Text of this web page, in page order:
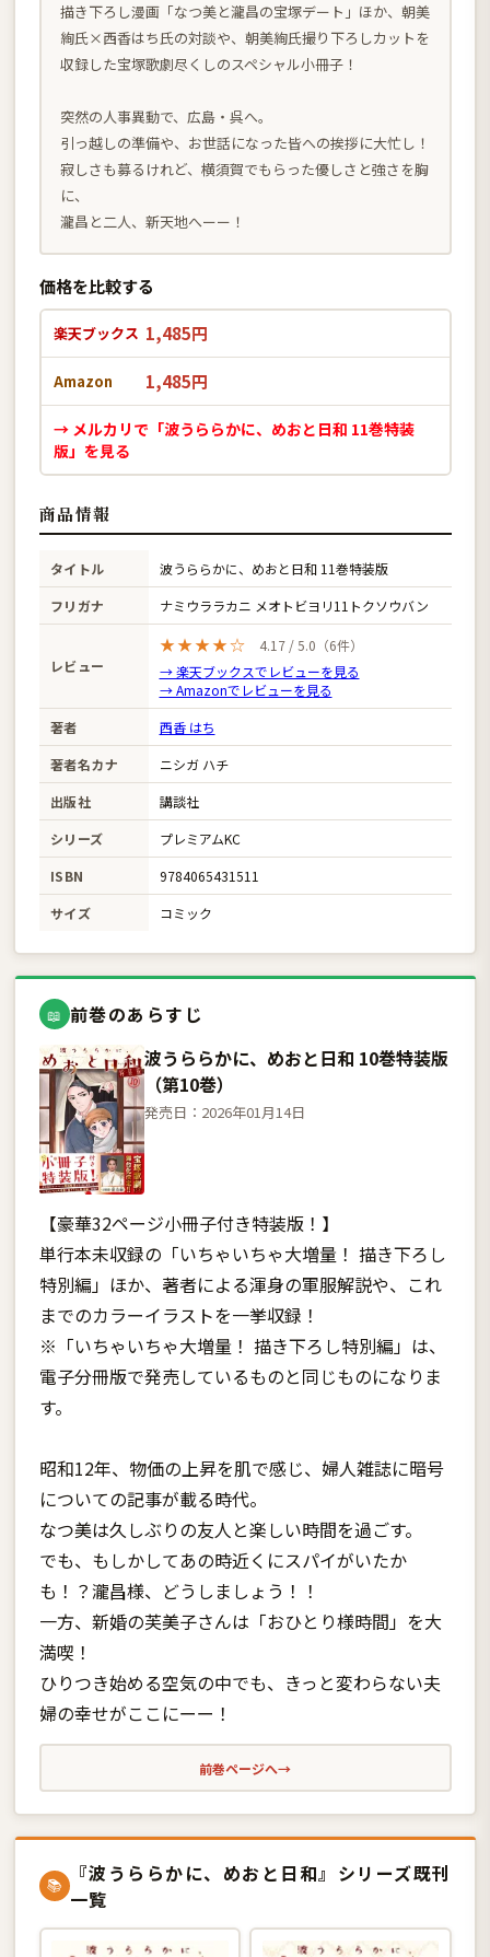
描き下ろし漫画「なつ美と瀧昌の宝塚デート」ほか、朝美
絢氏×西香はち氏の対談や、朝美絢氏撮り下ろしカットを
収録した宝塚歌劇尽くしのスペシャル小冊子！
突然の人事異動で、広島・呉へ。
引っ越しの準備や、お世話になった皆への挨拶に大忙し！
寂しさも募るけれど、横須賀でもらった優しさと強さを胸
に、
瀧昌と二人、新天地へーー！
価格を比較する
楽天ブックス 1,485円
Amazon 1,485円
→ メルカリで「波うららかに、めおと日和 11巻特装
版」を見る
商品情報
タイトル
波うららかに、めおと日和 11巻特装版
フリガナ
ナミウララカニ メオトビヨリ11トクソウバン
レビュー
★★★★☆
4.17 / 5.0（6件）
→ 楽天ブックスでレビューを見る
→ Amazonでレビューを見る
著者
西香 はち
著者名カナ
ニシガ ハチ
出版社
講談社
シリーズ
プレミアムKC
ISBN
9784065431511
サイズ
コミック
📖 前巻のあらすじ
波うららかに、めおと日和 10巻特装版
（第10巻）
発売日：2026年01月14日
【豪華32ページ小冊子付き特装版！】
単行本未収録の「いちゃいちゃ大増量！ 描き下ろし
特別編」ほか、著者による渾身の軍服解説や、これ
までのカラーイラストを一挙収録！
※「いちゃいちゃ大増量！ 描き下ろし特別編」は、
電子分冊版で発売しているものと同じものになりま
す。
昭和12年、物価の上昇を肌で感じ、婦人雑誌に暗号
についての記事が載る時代。
なつ美は久しぶりの友人と楽しい時間を過ごす。
でも、もしかしてあの時近くにスパイがいたか
も！？瀧昌様、どうしましょう！！
一方、新婚の芙美子さんは「おひとり様時間」を大
満喫！
ひりつき始める空気の中でも、きっと変わらない夫
婦の幸せがここにーー！
前巻ページへ→
📚
『波うららかに、めおと日和』シリーズ既刊
一覧